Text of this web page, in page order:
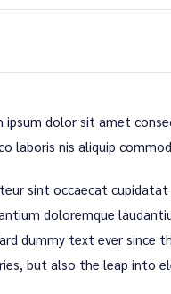
ipsum dolor sit amet
laboris nis aliquip
sint occaecat
doloremque
dummy text ever since
but also the leap into